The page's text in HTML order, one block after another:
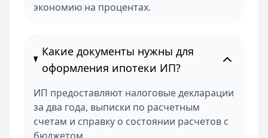
экономию на процентах.
Какие документы нужны для
оформления ипотеки ИП?
ИП предоставляют налоговые декларации
за два года, выписки по расчетным
счетам и справку о состоянии расчетов с